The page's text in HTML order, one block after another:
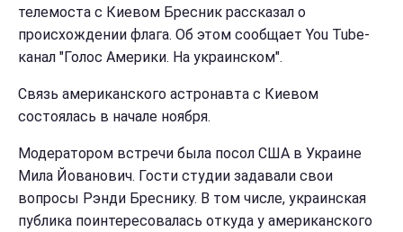
телемоста с Киевом Бресник рассказал о
происхождении флага. Об этом сообщает You Tube-
канал "Голос Америки. На украинском".
Связь американского астронавта с Киевом
состоялась в начале ноября.
Модератором встречи была посол США в Украине
Мила Йованович. Гости студии задавали свои
вопросы Рэнди Бреснику. В том числе, украинская
публика поинтересовалась откуда у американского